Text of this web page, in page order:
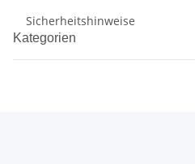
Sicherheitshinweise
Kategorien